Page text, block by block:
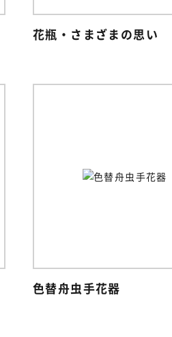
花瓶・さまざまの思い
色替舟虫手花器